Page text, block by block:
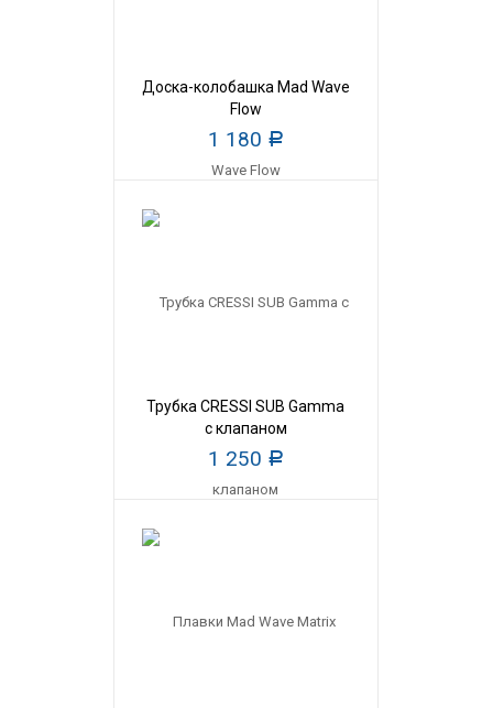
Доска-колобашка Mad Wave
Flow
1 180 Р
Трубка CRESSI SUB Gamma
с клапаном
1 250 Р